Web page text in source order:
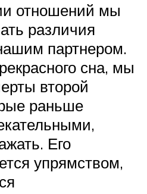
отношений мы
различия
партнером.
сна, мы
второй
раньше
Его
упрямством,